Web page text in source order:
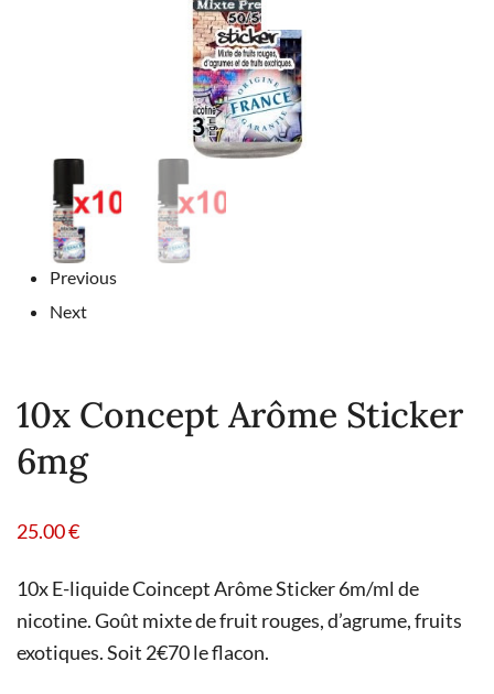
Previous
Next
10x Concept Arôme Sticker
6mg
25.00€
10x E-liquide Coincept Arôme Sticker 6m/ml de
nicotine. Goût mixte de fruit rouges, d’agrume, fruits
exotiques. Soit 2€70 le flacon.